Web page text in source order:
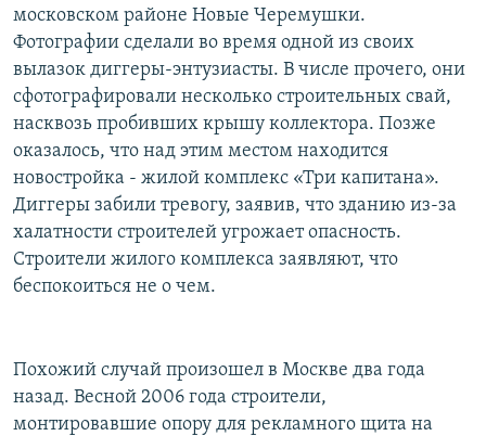
СОЦИАЛЬНЫЕ СЕТИ
Все сайты РСЕ/РС
московском районе Новые Черемушки.
Фотографии сделали во время одной из своих
вылазок диггеры-энтузиасты. В числе прочего, они
сфотографировали несколько строительных свай,
насквозь пробивших крышу коллектора. Позже
оказалось, что над этим местом находится
новостройка - жилой комплекс «Три капитана».
Диггеры забили тревогу, заявив, что зданию из-за
халатности строителей угрожает опасность.
Строители жилого комплекса заявляют, что
беспокоиться не о чем.
Похожий случай произошел в Москве два года
назад. Весной 2006 года строители,
монтировавшие опору для рекламного щита на